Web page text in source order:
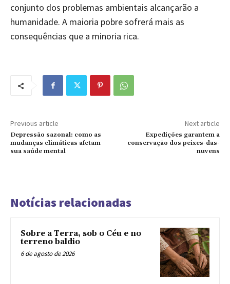
conjunto dos problemas ambientais alcançarão a
humanidade. A maioria pobre sofrerá mais as
consequências que a minoria rica.
Previous article
Depressão sazonal: como as
mudanças climáticas afetam
sua saúde mental
Next article
Expedições garantem a
conservação dos peixes-das-
nuvens
Notícias relacionadas
Sobre a Terra, sob o Céu e no
terreno baldio
6 de agosto de 2026